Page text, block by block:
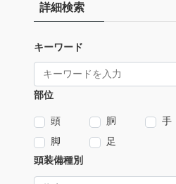
詳細検索
キーワード
部位
頭 胴
手
脚
足
頭装備種別